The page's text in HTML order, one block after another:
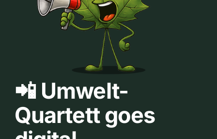
📲 Umwelt-
Quartett goes